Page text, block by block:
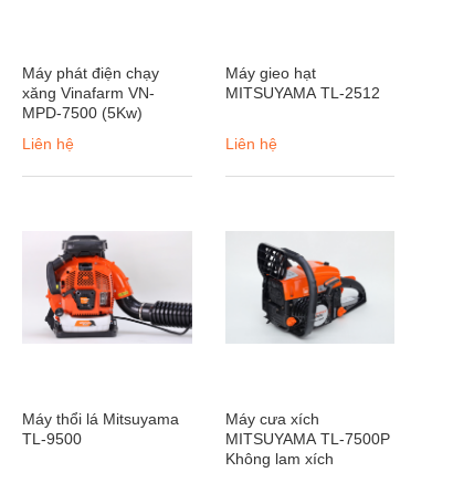
Máy phát điện chạy
xăng Vinafarm VN-
MPD-7500 (5Kw)
Liên hệ
Máy gieo hạt
MITSUYAMA TL-2512
Liên hệ
Máy thổi lá Mitsuyama
TL-9500
Máy cưa xích
MITSUYAMA TL-7500P
Không lam xích